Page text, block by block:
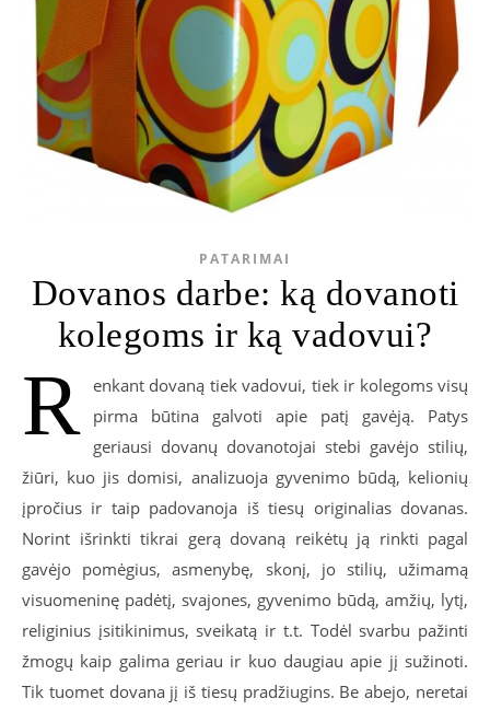
PATARIMAI
Dovanos darbe: ką dovanoti
kolegoms ir ką vadovui?
R
enkant dovaną tiek vadovui, tiek ir kolegoms visų
pirma būtina galvoti apie patį gavėją. Patys
geriausi dovanų dovanotojai stebi gavėjo stilių,
žiūri, kuo jis domisi, analizuoja gyvenimo būdą, kelionių
įpročius ir taip padovanoja iš tiesų originalias dovanas.
Norint išrinkti tikrai gerą dovaną reikėtų ją rinkti pagal
gavėjo pomėgius, asmenybę, skonį, jo stilių, užimamą
visuomeninę padėtį, svajones, gyvenimo būdą, amžių, lytį,
religinius įsitikinimus, sveikatą ir t.t. Todėl svarbu pažinti
žmogų kaip galima geriau ir kuo daugiau apie jį sužinoti.
Tik tuomet dovana jį iš tiesų pradžiugins. Be abejo, neretai